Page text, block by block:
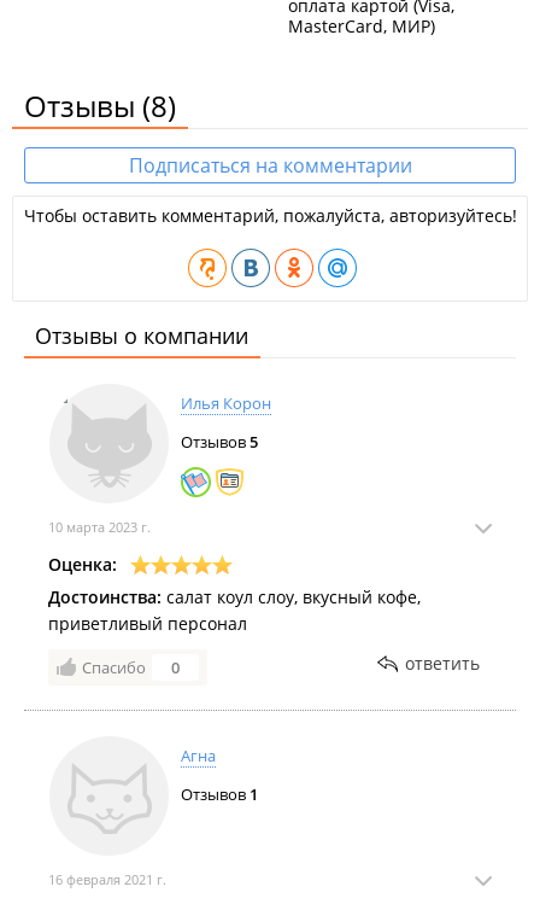
оплата картой (Visa,
MasterCard, МИР)
Отзывы (8)
Подписаться на комментарии
Чтобы оставить комментарий, пожалуйста, авторизуйтесь!
Отзывы о компании
Илья Корон
Отзывов5
10 марта 2023 г.
Оценка:
Достоинства: салат коул слоу, вкусный кофе,
приветливый персонал
Спасибо 0 ответить
Агна
Отзывов 1
16 февраля 2021 г.